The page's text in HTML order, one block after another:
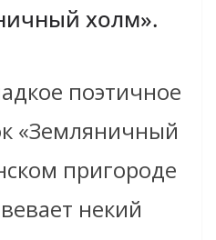
холм».
поэтичное
«Земляничный
пригороде
некий